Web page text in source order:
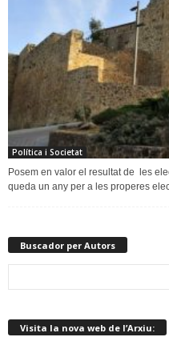
Política i Societat
Posem en valor el resultat de les
queda un any per a les properes
Buscador per Autors
Visita la nova web de l’Arxiu: